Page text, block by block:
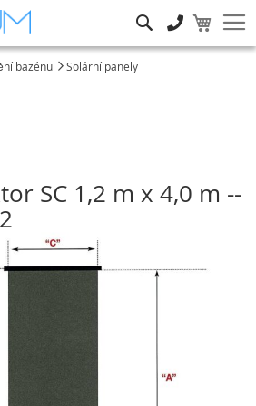
bazénu
Solární panely
SC 1,2 m x 4,0 m --